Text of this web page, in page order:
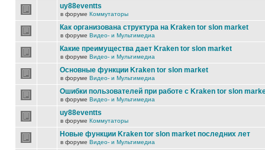
uy88eventts
в форуме Коммутаторы
Как организована структура на Kraken tor slon market
в форуме Видео- и Мультимедиа
Какие преимущества дает Kraken tor slon market
в форуме Видео- и Мультимедиа
Основные функции Kraken tor slon market
в форуме Видео- и Мультимедиа
Ошибки пользователей при работе с Kraken tor slon
в форуме Видео- и Мультимедиа
uy88eventts
в форуме Коммутаторы
Новые функции Kraken tor slon market последних лет
в форуме Видео- и Мультимедиа